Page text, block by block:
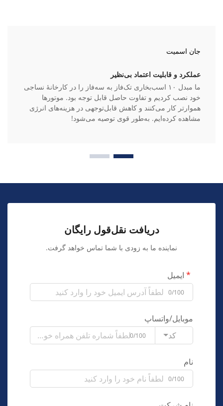
جان اسمیت
عملکرد و قابلیت اعتماد بی‌نظیر
ما مبدل ۱۰ اسب‌بخاری تک‌فاز به سه‌فاز را در کارخانهٔ نساجی
خود نصب کردیم و تفاوت حاصل قابل توجه بود. موتورها
هموارتر کار می‌کنند و کاهش قابل‌توجهی در هزینه‌های انرژی
مشاهده کرده‌ایم. به‌طور قوی توصیه می‌شود!
دریافت نقل‌قول رایگان
نماینده ما به زودی با شما تماس خواهد گرفت.
ایمیل
0/100
موبایل/واتساپ
کد
0/100
نام
0/100